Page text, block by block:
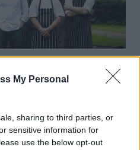
My Personal
sharing to third parties, or
sensitive information for
use the below opt-out
okiem Michelin: